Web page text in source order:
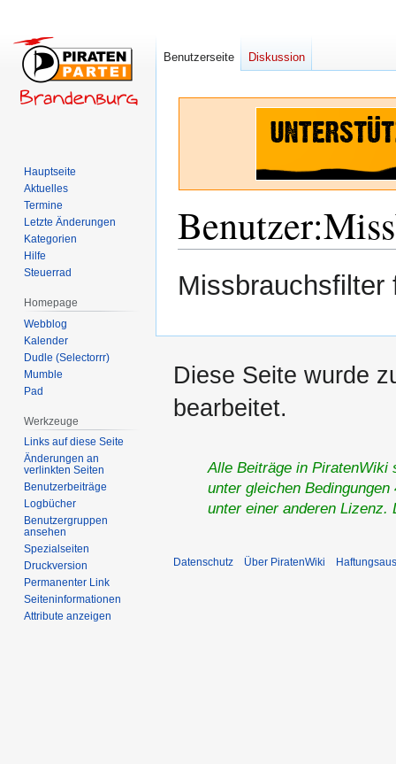
Benutzer:
Navigation
Suche
Benutzerseite Diskussion
Hauptseite
Aktuelles
Termine
Letzte Änderungen
Kategorien
Hilfe
Steuerrad
Homepage
Webblog
Kalender
Dudle (Selectorrr)
Mumble
Pad
Werkzeuge
Links auf diese Seite
Änderungen an
verlinkten Seiten
Benutzerbeiträge
Logbücher
Benutzergruppen
ansehen
Spezialseiten
Druckversion
Permanenter Link
Seiten­­informationen
Attribute anzeigen
Diese Seite wurde
bearbeitet.
Alle Beiträge in PiratenWiki
unter gleichen
unter einer anderen
Datenschutz Über PiratenWiki